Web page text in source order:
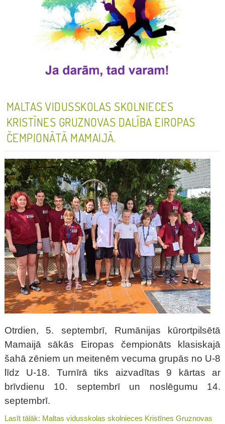
MALTAS VIDUSSKOLAS SKOLNIECES
KRISTĪNES GRUZNOVAS DALĪBA EIROPAS
ČEMPIONĀTĀ MAMAIJĀ.
Otrdien, 5. septembrī, Rumānijas kūrortpilsētā
Mamaijā sākās Eiropas čempionāts klasiskajā
šahā zēniem un meitenēm vecuma grupās no U-8
līdz U-18. Turnīrā tiks aizvadītas 9 kārtas ar
brīvdienu 10. septembrī un noslēgumu 14.
septembrī.
Lasīt tālāk: Maltas vidusskolas skolnieces Kristīnes Gruznovas